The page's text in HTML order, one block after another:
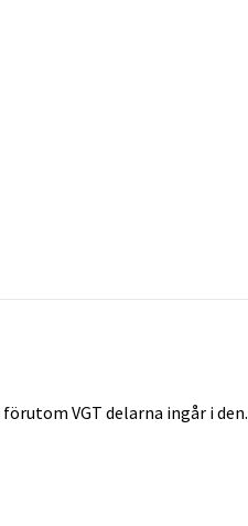
VGT delarna ingår i den.